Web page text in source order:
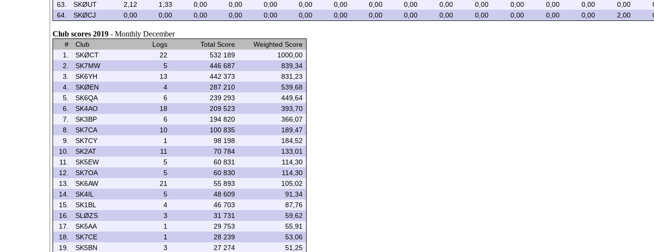
63.
SKØUT 2,12 1,33 0,00 0,00 0,00 0,00 0,00 0,00 0,00 0,00 0,00 0,00 0,00 0,00 0,00
64.
SKØCJ 0,00 0,00 0,00 0,00 0,00 0,00 0,00 0,00 0,00 0,00 0,00 0,00 0,00 0,00 2,00
Club scores 2019 - Monthly December
# Club Logs Total Score
Weighted Score
1.
SKØCT 22 532 189
1000,00
2.
SK7MW 5 446 687
839,34
3.
SK6YH 13 442 373
831,23
4.
SKØEN 4 287 210
539,68
5.
SK6QA 6 239 293
449,64
6.
SK4AO 18 209 523
393,70
7.
SK3BP 6 194 820
366,07
8.
SK7CA 10 100 835
189,47
9.
SK7CY 1 98 198
184,52
10.
SK2AT 11 70 784
133,01
11.
SK5EW 5 60 831
114,30
12.
SK7OA 5 60 830
114,30
13.
SK6AW 21 55 893
105,02
14.
SK4IL 5 48 609
91,34
15.
SK1BL 4 46 703
87,76
16.
SLØZS 3 31 731
59,62
17.
SK5AA 1 29 753
55,91
18.
SK7CE 1 28 239
53,06
19.
SK5BN 3 27 274
51,25